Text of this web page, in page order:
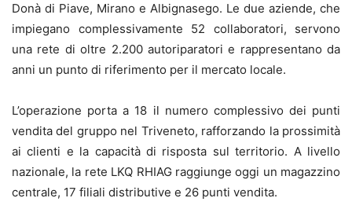
Donà di Piave, Mirano e Albignasego. Le due aziende, che
impiegano complessivamente 52 collaboratori, servono
una rete di oltre 2.200 autoriparatori e rappresentano da
anni un punto di riferimento per il mercato locale.
L’operazione porta a 18 il numero complessivo dei punti
vendita del gruppo nel Triveneto, rafforzando la prossimità
ai clienti e la capacità di risposta sul territorio. A livello
nazionale, la rete LKQ RHIAG raggiunge oggi un magazzino
centrale, 17 filiali distributive e 26 punti vendita.